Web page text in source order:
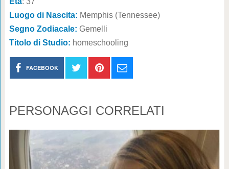
Luogo di Nascita: Memphis (Tennessee)
Segno Zodiacale: Gemelli
Titolo di Studio: homeschooling
FACEBOOK
PERSONAGGI CORRELATI